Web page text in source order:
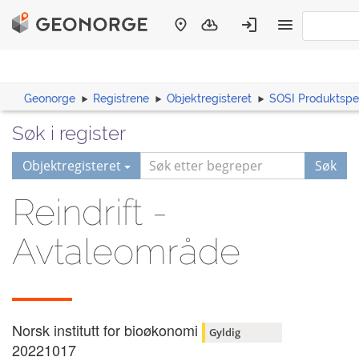
Geonorge Registrene Objektregisteret SOSI
Søk i register
Objektregisteret Søk
Reindrift -
Avtaleområde
Norsk institutt for bioøkonomi Gyldig
20221017